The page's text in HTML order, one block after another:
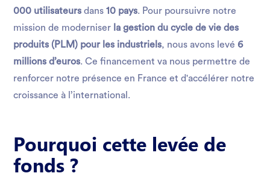
000 utilisateurs dans10 pays. Pour poursuivre notre
mission de moderniser la gestion du cycle de vie des
produits (PLM) pour les industriels, nous avons levé 6
millions d’euros. Ce financement va nous permettre de
renforcer notre présence en France et d'accélérer notre
croissance à l’international.
Pourquoi cette levée de
fonds ?